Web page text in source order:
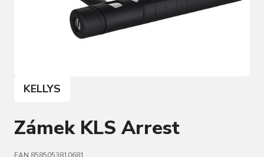
KELLYS
Zámek KLS Arrest